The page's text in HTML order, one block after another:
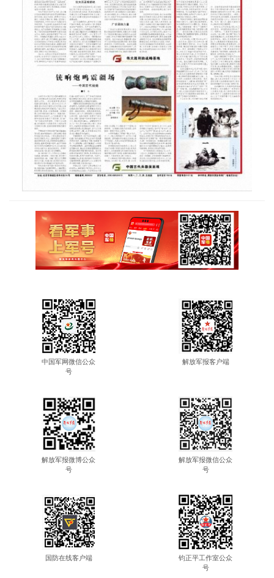
中国军网微信公众
号
解放军报客户端
解放军报微博公众
号
解放军报微信公众
号
国防在线客户端
钧正平工作室公众
号